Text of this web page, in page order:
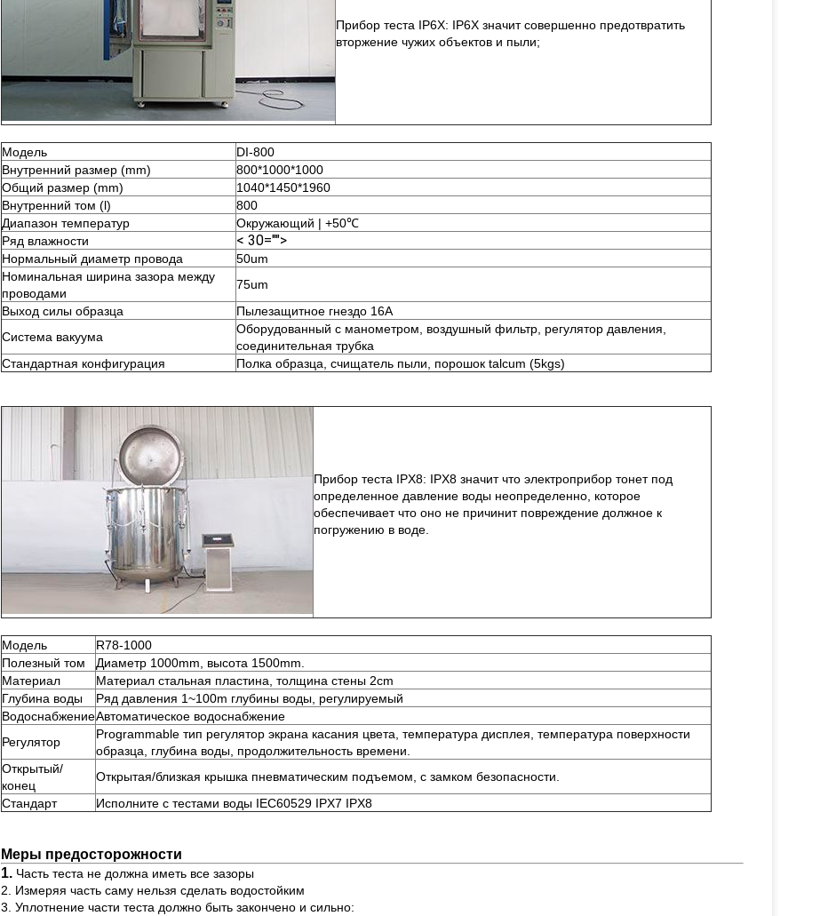
Прибор теста IP6X: IP6X значит совершенно предотвратить
вторжение чужих объектов и пыли;
Модель
DI-800
Внутренний размер (mm)
800*1000*1000
Общий размер (mm)
1040*1450*1960
Внутренний том (l)
800
Диапазон температур
Окружающий | +50℃
Ряд влажности
< 30="">
Нормальный диаметр провода
50um
Номинальная ширина зазора между
проводами
75um
Выход силы образца
Пылезащитное гнездо 16A
Система вакуума
Оборудованный с манометром, воздушный фильтр, регулятор давления,
соединительная трубка
Стандартная конфигурация
Полка образца, счищатель пыли, порошок talcum (5kgs)
Прибор теста IPX8: IPX8 значит что электроприбор тонет под
определенное давление воды неопределенно, которое
обеспечивает что оно не причинит повреждение должное к
погружению в воде.
Модель
R78-1000
Полезный том
Диаметр 1000mm, высота 1500mm.
Материал
Материал стальная пластина, толщина стены 2cm
Глубина воды
Ряд давления 1~100m глубины воды, регулируемый
ВодоснабжениеАвтоматическое водоснабжение
Регулятор
Programmable тип регулятор экрана касания цвета, температура дисплея, температура поверхности
образца, глубина воды, продолжительность времени.
Открытый/
конец
Открытая/близкая крышка пневматическим подъемом, с замком безопасности.
Стандарт
Исполните с тестами воды IEC60529 IPX7 IPX8
Меры предосторожности
1. Часть теста не должна иметь все зазоры
2. Измеряя часть саму нельзя сделать водостойким
3. Уплотнение части теста должно быть закончено и сильно: